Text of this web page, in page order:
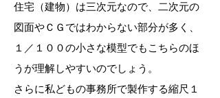
住宅（建物）は三次元なので、二次元の
図面やＣＧではわからない部分が多く、
１／１００の小さな模型でもこちらのほ
うが理解しやすいのでしょう。
さらに私どもの事務所で製作する縮尺１